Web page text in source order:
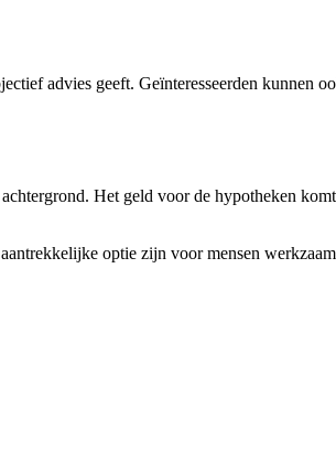
advies geeft. Geïnteresseerden kunnen
Het geld voor de hypotheken
optie zijn voor mensen